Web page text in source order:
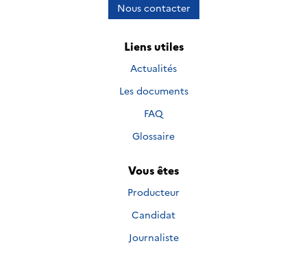
Nous contacter
Liens utiles
Actualités
Les documents
FAQ
Glossaire
Vous êtes
Producteur
Candidat
Journaliste